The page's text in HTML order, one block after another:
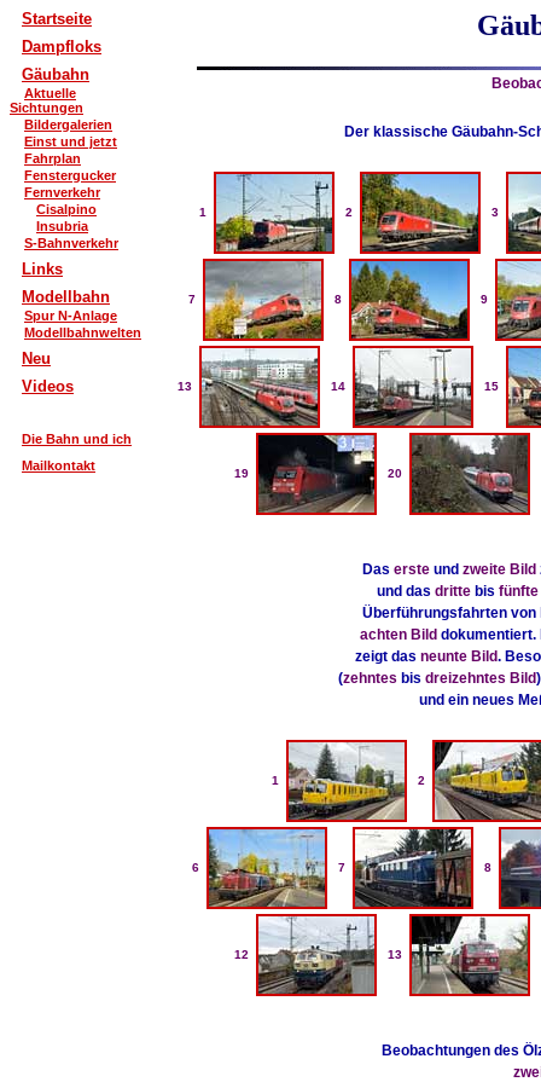
Startseite
Dampfloks
Gäubahn
Aktuelle
Sichtungen
Bildergalerien
Einst und jetzt
Fahrplan
Fenstergucker
Fernverkehr
Cisalpino
Insubria
S-Bahnverkehr
Links
Modellbahn
Spur N-Anlage
Modellbahnwelten
Neu
Videos
Die Bahn und ich
Mailkontakt
Der klassische Gäubahn-
1 2 3
7 8 9
13 14 15
19 20
Dasersteundzweite Bild
und das dritte bis
Überführungsfahrten
achten Bild dokumentiert.
zeigt das neunte Bild.
(zehntes bisdreizehntes Bild
und ein neues
1 2
6 7 8
12 13
Beobachtungen des